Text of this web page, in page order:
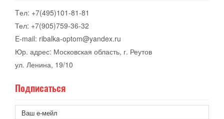
Tел: +7(495)101-81-81
Тел: +7(905)759-36-32
E-mail: ribalka-optom@yandex.ru
Юр. адрес: Московская область, г. Реутов
ул. Ленина, 19/10
Подписаться